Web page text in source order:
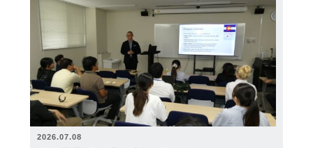
2026.07.08